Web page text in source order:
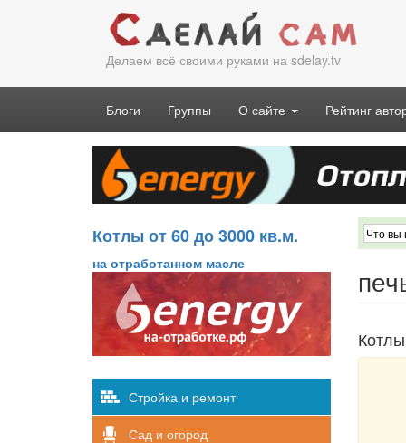
Делаем всё своими руками на sdelay.tv
Блоги Группы О сайте Рейтинг
Котлы от 60 до 3000 кв.м.
на отработанном масле
Стройка и ремонт
Сад и огород